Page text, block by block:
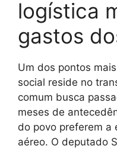
logística
gastos
Um dos pontos
social reside no
comum busca
meses de
do povo preferem a
aéreo. O deputado